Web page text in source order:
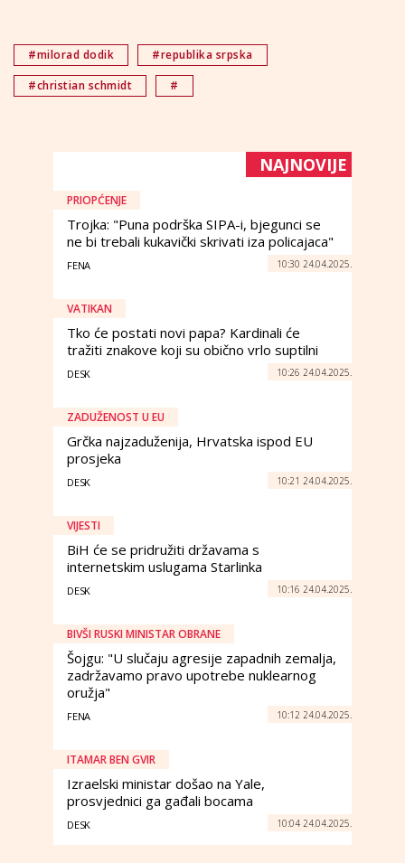
#milorad dodik
#republika srpska
#christian schmidt
#
NAJNOVIJE
PRIOPĆENJE
Trojka: "Puna podrška SIPA-i, bjegunci se
ne bi trebali kukavički skrivati iza policajaca"
FENA 10:30 24.04.2025.
VATIKAN
Tko će postati novi papa? Kardinali će
tražiti znakove koji su obično vrlo suptilni
DESK 10:26 24.04.2025.
ZADUŽENOST U EU
Grčka najzaduženija, Hrvatska ispod EU
prosjeka
DESK 10:21 24.04.2025.
VIJESTI
BiH će se pridružiti državama s
internetskim uslugama Starlinka
DESK 10:16 24.04.2025.
BIVŠI RUSKI MINISTAR OBRANE
Šojgu: "U slučaju agresije zapadnih zemalja,
zadržavamo pravo upotrebe nuklearnog
oružja"
FENA 10:12 24.04.2025.
ITAMAR BEN GVIR
Izraelski ministar došao na Yale,
prosvjednici ga gađali bocama
DESK 10:04 24.04.2025.